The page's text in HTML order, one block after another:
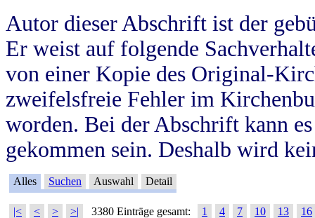
Autor dieser Abschrift ist der
Er weist auf folgende
von einer Kopie des Original-
zweifelsfreie Fehler im
worden. Bei der Abschrift kann
gekommen sein. Deshalb wird
Alles Suchen Auswahl Detail
|< < > >| 3380 Einträge gesamt: 1 4 7 10 13
16